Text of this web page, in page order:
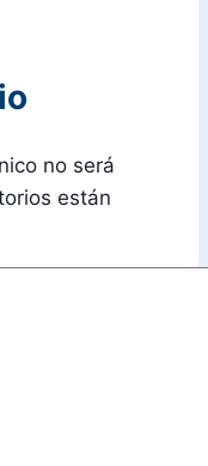
no será
están